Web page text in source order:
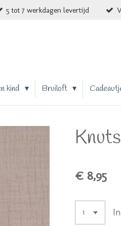
5 tot 7 werkdagen levertijd
kind Bruiloft
€ 8,95